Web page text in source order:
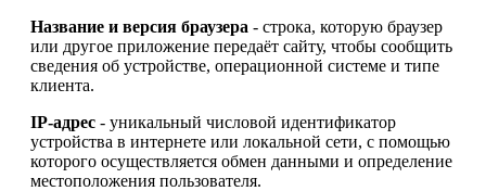
Название и версия браузера - строка, которую браузер
или другое приложение передаёт сайту, чтобы сообщить
сведения об устройстве, операционной системе и типе
клиента.
IP-адрес - уникальный числовой идентификатор
устройства в интернете или локальной сети, с помощью
которого осуществляется обмен данными и определение
местоположения пользователя.